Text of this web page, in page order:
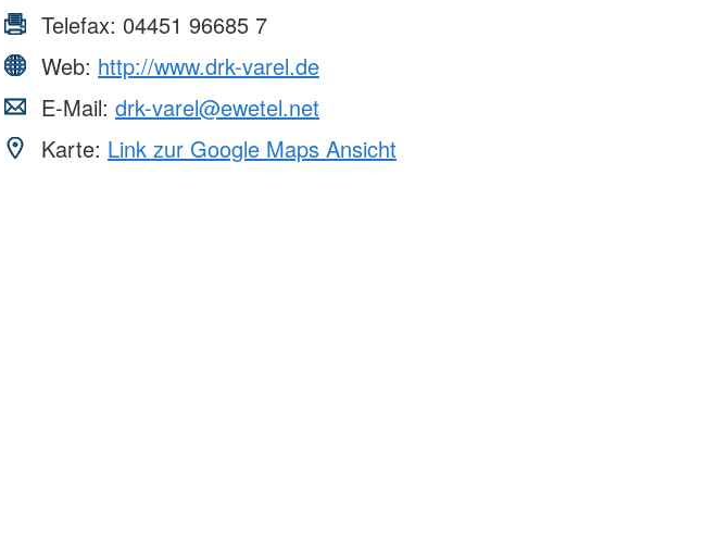
Telefax: 04451 96685 7
Web: http://www.drk-varel.de
E-Mail: drk-varel@ewetel.net
Karte: Link zur Google Maps Ansicht